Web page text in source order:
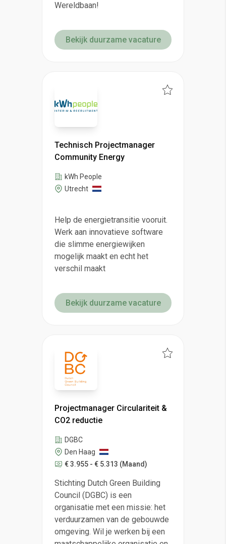
Wereldbaan!
Bekijk duurzame vacature
Technisch Projectmanager
Community Energy
kWh People
Utrecht
Help de energietransitie vooruit.
Werk aan innovatieve software
die slimme energiewijken
mogelijk maakt en echt het
verschil maakt
Bekijk duurzame vacature
Projectmanager Circulariteit &
CO2 reductie
DGBC
Den Haag
€ 3.955 - € 5.313 (Maand)
Stichting Dutch Green Building
Council (DGBC) is een
organisatie met een missie: het
verduurzamen van de gebouwde
omgeving. Wil je werken bij een